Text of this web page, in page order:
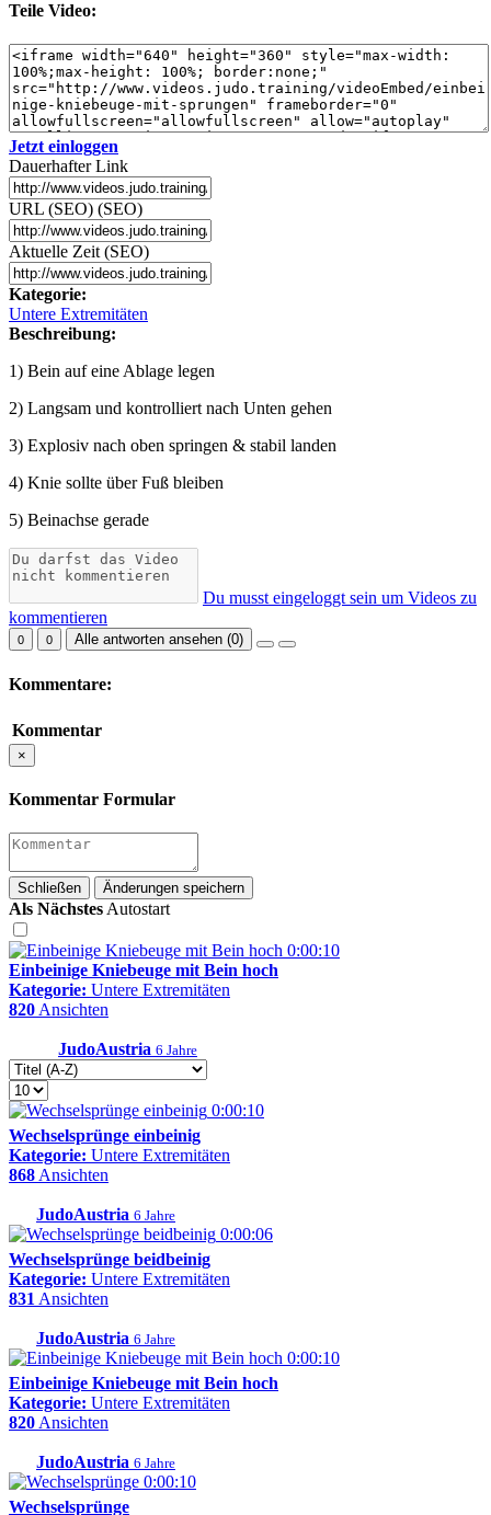
Teile Video:
Jetzt einloggen
Dauerhafter Link
URL (SEO) (SEO)
Aktuelle Zeit (SEO)
Kategorie:
Untere Extremitäten
Beschreibung:
1) Bein auf eine Ablage legen
2) Langsam und kontrolliert nach Unten gehen
3) Explosiv nach oben springen & stabil landen
4) Knie sollte über Fuß bleiben
5) Beinachse gerade
Du musst eingeloggt sein um Videos zu
kommentieren
0 0 Alle antworten ansehen (0)
Kommentare:
Kommentar
×
Kommentar Formular
Schließen Änderungen speichern
Als NächstesAutostart
0:00:10
Einbeinige Kniebeuge mit Bein hoch
Kategorie: Untere Extremitäten
820Ansichten
JudoAustria 6 Jahre
0:00:10
Wechselsprünge einbeinig
Kategorie: Untere Extremitäten
868Ansichten
JudoAustria 6 Jahre
0:00:06
Wechselsprünge beidbeinig
Kategorie: Untere Extremitäten
831Ansichten
JudoAustria 6 Jahre
0:00:10
Einbeinige Kniebeuge mit Bein hoch
Kategorie: Untere Extremitäten
820Ansichten
JudoAustria 6 Jahre
0:00:10
Wechselsprünge